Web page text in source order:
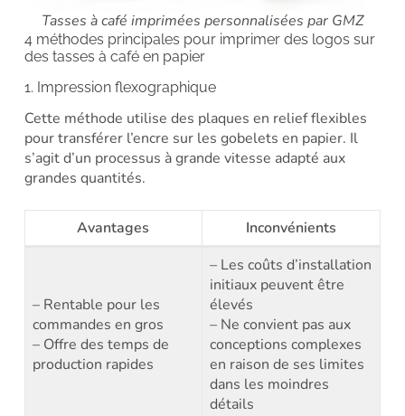
Tasses à café imprimées personnalisées par GMZ
4 méthodes principales pour imprimer des logos sur
des tasses à café en papier
1. Impression flexographique
Cette méthode utilise des plaques en relief flexibles
pour transférer l’encre sur les gobelets en papier. Il
s’agit d’un processus à grande vitesse adapté aux
grandes quantités.
Avantages Inconvénients
– Rentable pour les
commandes en gros
– Offre des temps de
production rapides
– Les coûts d’installation
initiaux peuvent être
élevés
– Ne convient pas aux
conceptions complexes
en raison de ses limites
dans les moindres
détails